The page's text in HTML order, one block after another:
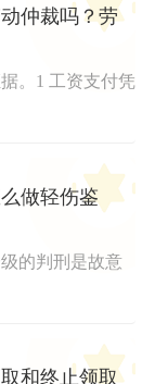
仲裁吗？劳
。1 工资支付凭
做轻伤鉴
的判刑是故意
和终止领取